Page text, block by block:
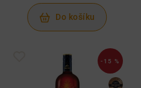
Do košíku
-15 %